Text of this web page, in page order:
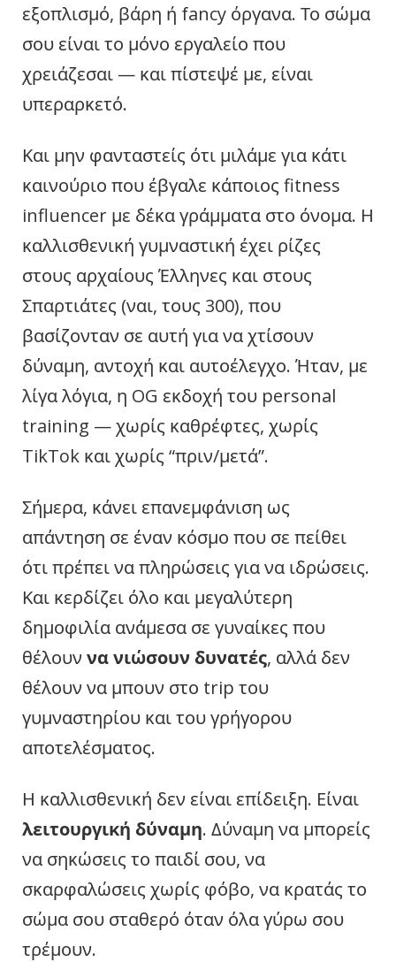
εξοπλισμό, βάρη ή fancy όργανα. Το σώμα
σου είναι το μόνο εργαλείο που
χρειάζεσαι — και πίστεψέ με, είναι
υπεραρκετό.
Και μην φανταστείς ότι μιλάμε για κάτι
καινούριο που έβγαλε κάποιος fitness
influencer με δέκα γράμματα στο όνομα. Η
καλλισθενική γυμναστική έχει ρίζες
στους αρχαίους Έλληνες και στους
Σπαρτιάτες (ναι, τους 300), που
βασίζονταν σε αυτή για να χτίσουν
δύναμη, αντοχή και αυτοέλεγχο. Ήταν, με
λίγα λόγια, η OG εκδοχή του personal
training — χωρίς καθρέφτες, χωρίς
TikTok και χωρίς “πριν/μετά”.
Σήμερα, κάνει επανεμφάνιση ως
απάντηση σε έναν κόσμο που σε πείθει
ότι πρέπει να πληρώσεις για να ιδρώσεις.
Και κερδίζει όλο και μεγαλύτερη
δημοφιλία ανάμεσα σε γυναίκες που
θέλουν να νιώσουν δυνατές, αλλά δεν
θέλουν να μπουν στο trip του
γυμναστηρίου και του γρήγορου
αποτελέσματος.
Η καλλισθενική δεν είναι επίδειξη. Είναι
λειτουργική δύναμη. Δύναμη να μπορείς
να σηκώσεις το παιδί σου, να
σκαρφαλώσεις χωρίς φόβο, να κρατάς το
σώμα σου σταθερό όταν όλα γύρω σου
τρέμουν.